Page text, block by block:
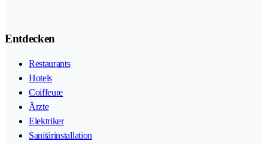
Entdecken
Restaurants
Hotels
Coiffeure
Ärzte
Elektriker
Sanitärinstallation